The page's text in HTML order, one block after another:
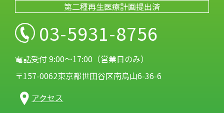
第二種再生医療計画提出済
03-5931-8756
電話受付 9:00～17:00（営業日のみ）
〒157-0062東京都世田谷区南烏山6-36-6
アクセス